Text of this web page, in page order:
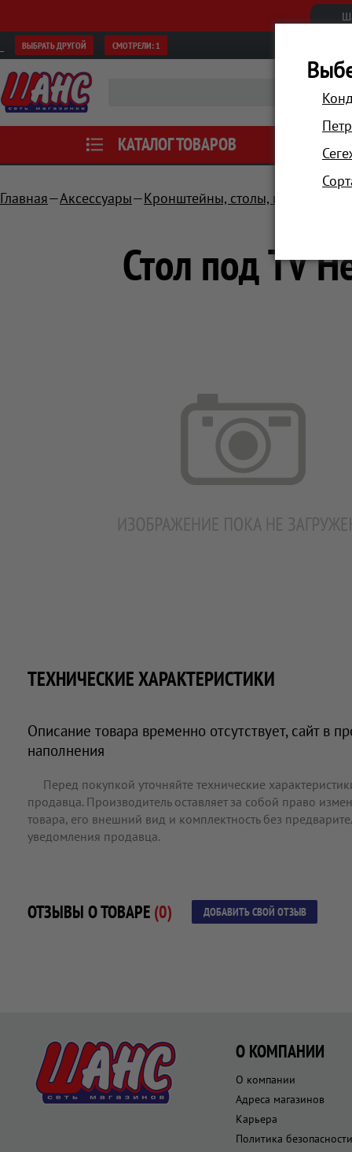
ВЫБРАТЬ ДРУГОЙ СМОТРЕЛИ: 1
КАТАЛОГ ТОВАРОВ АКЦИИ
Главная Аксессуары Кронштейны, столы, полки
Стол под TV
ТЕХНИЧЕСКИЕ ХАРАКТЕРИСТИКИ
Описание товара временно отсутствует, сайт в
наполнения
Перед покупкой уточняйте технические
продавца. Производитель оставляет за собой право
товара, его внешний вид и комплектность без
уведомления продавца.
ОТЗЫВЫ О ТОВАРЕ (0) ДОБАВИТЬ СВОЙ ОТЗЫВ
О КОМПАНИИ
О компании
Адреса магазинов
Карьера
Политика безопасности